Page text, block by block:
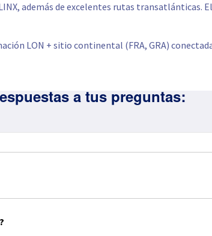
además de excelentes rutas transatlánticas.
LON + sitio continental (FRA, GRA)
a tus preguntas: